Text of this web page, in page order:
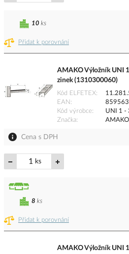
Přidat k porovnání
10 ks
AMAKO Výložník UNI
zinek (1310300060)
Kód ELFETEX
EAN
Kód výrobce
UNI 1 -
Značka
AMAKO
Cena s DPH
ks
Přidat k porovnání
8 ks
AMAKO Výložník UNI